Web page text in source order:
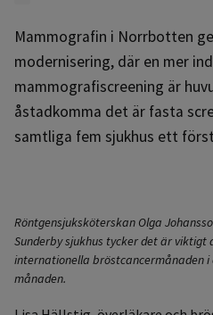
Mammografin i Norrbotten
modernisering, där en mer
mammografiscreening är
åstadkomma det är fasta
samtliga fem sjukhus ett
Röntgensjuksköterskan Olga
Sunderby sjukhus tycker det är
internationella bröstcancermånaden i
månaden.